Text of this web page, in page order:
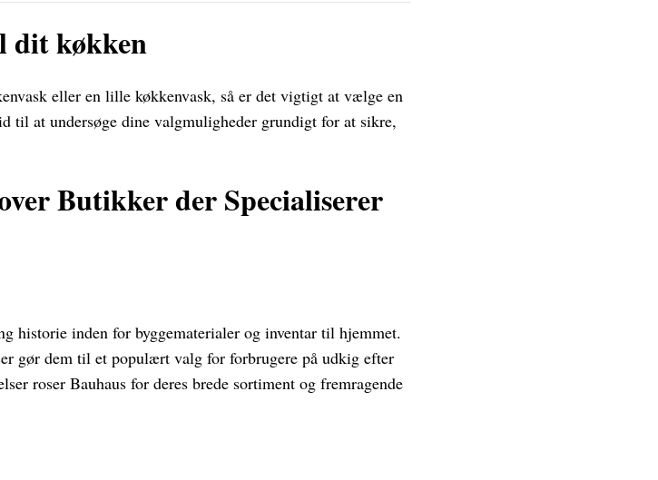
dit køkken
eller en lille køkkenvask, så er det vigtigt at vælge en
til at undersøge dine valgmuligheder grundigt for at sikre,
Butikker der Specialiserer
historie inden for byggematerialer og inventar til hjemmet.
gør dem til et populært valg for forbrugere på udkig efter
roser Bauhaus for deres brede sortiment og fremragende